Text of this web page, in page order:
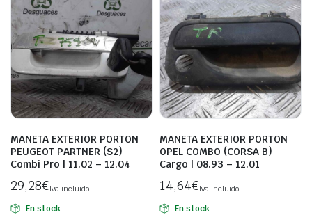
MANETA EXTERIOR PORTON
PEUGEOT PARTNER (S2)
Combi Pro | 11.02 – 12.04
29,28€Iva incluido
En stock
MANETA EXTERIOR PORTON
OPEL COMBO (CORSA B)
Cargo | 08.93 – 12.01
14,64€Iva incluido
En stock